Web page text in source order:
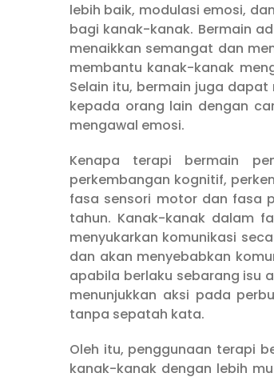
lebih baik, modulasi emosi,
bagi kanak-kanak. Bermain
menaikkan semangat dan
membantu kanak-kanak
Selain itu, bermain juga
kepada orang lain dengan
mengawal emosi.
Kenapa terapi bermain
perkembangan kognitif,
fasa sensori motor dan fasa
tahun. Kanak-kanak dalam
menyukarkan komunikasi
dan akan menyebabkan
apabila berlaku sebarang isu
menunjukkan aksi pada
tanpa sepatah kata.
Oleh itu, penggunaan terapi
kanak-kanak dengan lebih